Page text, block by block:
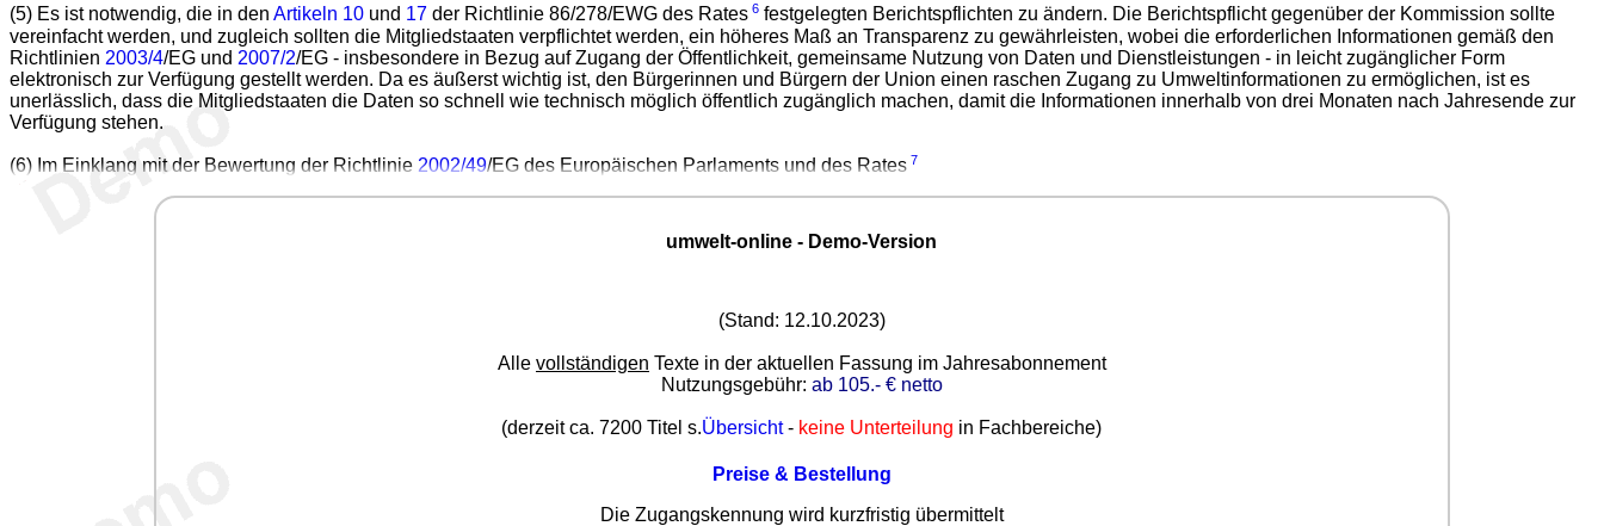
(5) Es ist notwendig, die in den Artikeln 10 und 17 der Richtlinie 86/278/EWG des Rates 6 festgelegten Berichtspflichten zu ändern. Die Berichtspflicht gegenüber der Kommission sollte
vereinfacht werden, und zugleich sollten die Mitgliedstaaten verpflichtet werden, ein höheres Maß an Transparenz zu gewährleisten, wobei die erforderlichen Informationen gemäß den
Richtlinien 2003/4/EG und 2007/2/EG - insbesondere in Bezug auf Zugang der Öffentlichkeit, gemeinsame Nutzung von Daten und Dienstleistungen - in leicht zugänglicher Form
elektronisch zur Verfügung gestellt werden. Da es äußerst wichtig ist, den Bürgerinnen und Bürgern der Union einen raschen Zugang zu Umweltinformationen zu ermöglichen, ist es
unerlässlich, dass die Mitgliedstaaten die Daten so schnell wie technisch möglich öffentlich zugänglich machen, damit die Informationen innerhalb von drei Monaten nach Jahresende zur
Verfügung stehen.
(6) Im Einklang mit der Bewertung der Richtlinie 2002/49/EG des Europäischen Parlaments und des Rates 7
umwelt-online - Demo-Version
(Stand: 12.10.2023)
Alle vollständigen Texte in der aktuellen Fassung im Jahresabonnement
Nutzungsgebühr: ab 105.- € netto
(derzeit ca. 7200 Titel s.Übersicht- keine Unterteilung in Fachbereiche)
Preise & Bestellung
Die Zugangskennung wird kurzfristig übermittelt